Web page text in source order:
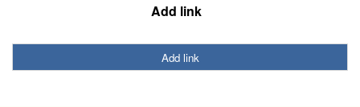
Add link
Add link